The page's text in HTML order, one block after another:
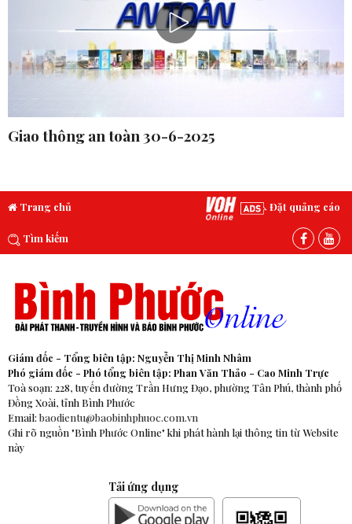
Giao thông an toàn 30-6-2025
Trang chủ Đặt quảng cáo
Tìm kiếm
Giám đốc - Tổng biên tập: Nguyễn Thị Minh Nhâm
Phó giám đốc - Phó tổng biên tập: Phan Văn Thảo - Cao Minh Trực
Toà soạn: 228, tuyến đường Trần Hưng Đạo, phường Tân Phú, thành phố
Đồng Xoài, tỉnh Bình Phước
Email: baodientu@baobinhphuoc.com.vn
Ghi rõ nguồn "Bình Phước Online" khi phát hành lại thông tin từ Website
này
Tải ứng dụng